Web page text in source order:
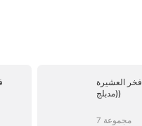
فخر العشيرة
(مدبلج)
7 مجموعة